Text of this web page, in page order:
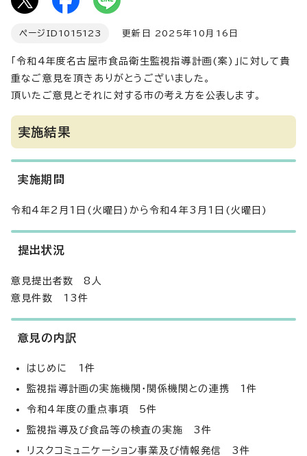
ページID 1015123 更新日 2025年10月16日
「令和4年度名古屋市食品衛生監視指導計画(案)」に対して貴
重なご意見を頂きありがとうございました。
頂いたご意見とそれに対する市の考え方を公表します。
実施結果
実施期間
令和4年2月1日(火曜日)から令和4年3月1日(火曜日)
提出状況
意見提出者数 8人
意見件数 13件
意見の内訳
はじめに 1件
監視指導計画の実施機関・関係機関との連携 1件
令和4年度の重点事項 5件
監視指導及び食品等の検査の実施 3件
リスクコミュニケーション事業及び情報発信 3件